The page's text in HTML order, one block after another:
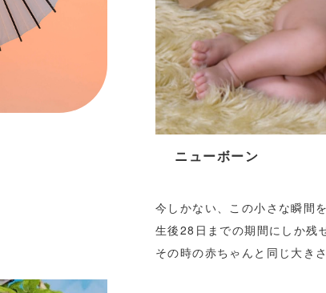
ニューボーン
今しかない、この小さな瞬間
生後28日までの期間にしか残
その時の赤ちゃんと同じ大き